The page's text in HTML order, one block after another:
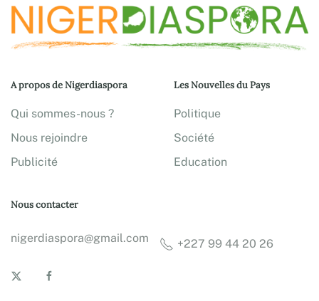
A propos de Nigerdiaspora
Qui sommes-nous ?
Nous rejoindre
Publicité
Les Nouvelles du Pays
Politique
Société
Education
Nous contacter
nigerdiaspora@gmail.com +227 99 44 20 26